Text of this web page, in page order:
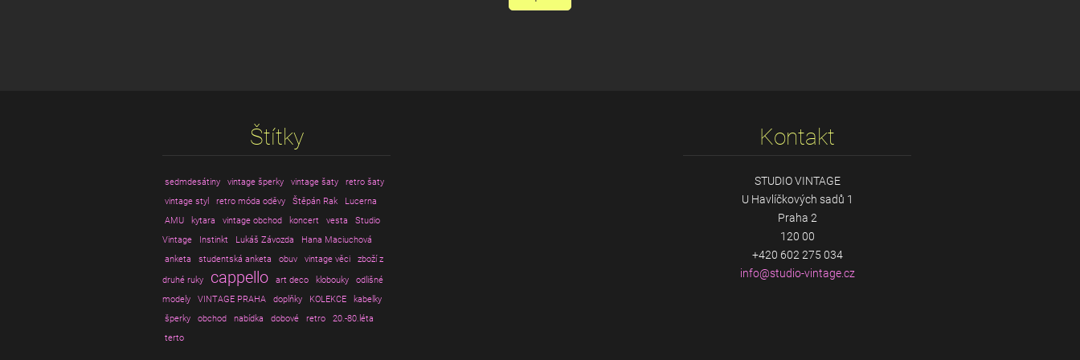
Štítky
sedmdesátiny vintage šperky vintage šaty
retro šaty
vintage styl
retro móda oděvy Štěpán Rak
Lucerna
AMU
kytara vintage obchod koncert vesta
Studio
Vintage
Instinkt Lukáš Závozda
Hana Maciuchová
anketa
studentská anketa obuv vintage věci
zboží z
druhé ruky
cappello art deco klobouky
odlišné
modely
VINTAGE PRAHA doplňky KOLEKCE
kabelky
šperky
obchod nabídka dobové retro
20.-80.léta
terto
Kontakt
STUDIO VINTAGE
U Havlíčkových sadů 1
Praha 2
120 00
+420 602 275 034
info@studio-vintage.cz